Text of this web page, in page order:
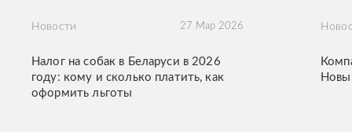
Новости 27 Мар 2026
Налог на собак в Беларуси в 2026
году: кому и сколько платить, как
оформить льготы